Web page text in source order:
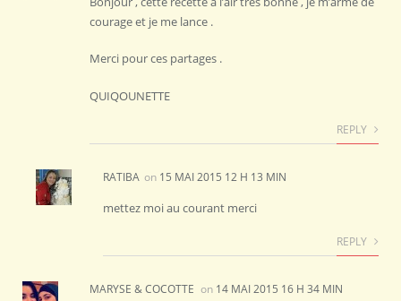
courage et je me lance .
Merci pour ces partages .
QUIQOUNETTE
REPLY
RATIBA on 15 MAI 2015 12 H 13 MIN
mettez moi au courant merci
REPLY
MARYSE & COCOTTE on 14 MAI 2015 16 H 34 MIN